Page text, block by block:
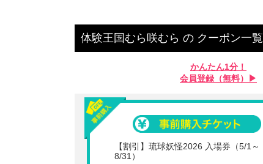
体験王国むら咲むら の クーポン一覧
かんたん1分！
会員登録（無料）▶︎
【割引】琉球妖怪2026 入場券（5/1～
8/31）